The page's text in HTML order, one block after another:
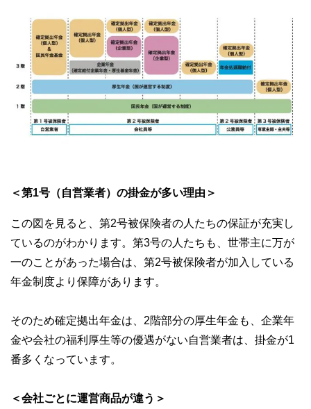
＜第1号（自営業者）の掛金が多い理由＞
この図を見ると、第2号被保険者の人たちの保証が充実し
ているのがわかります。第3号の人たちも、世帯主に万が
一のことがあった場合は、第2号被保険者が加入している
年金制度より保障があります。
そのため確定拠出年金は、2階部分の厚生年金も、企業年
金や会社の福利厚生等の優遇がない自営業者は、掛金が1
番多くなっています。
＜会社ごとに運営商品が違う＞